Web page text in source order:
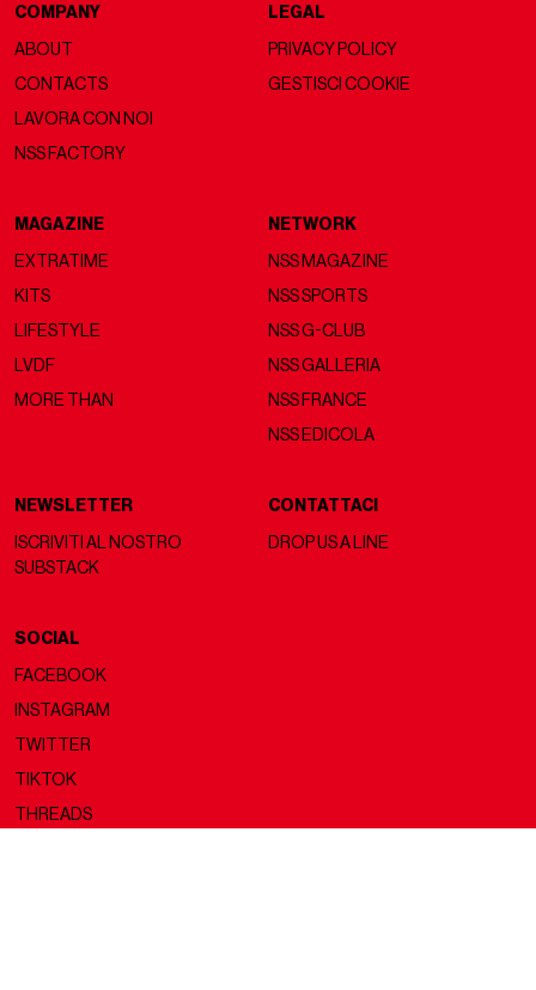
COMPANY
ABOUT
CONTACTS
LAVORA CON NOI
NSS FACTORY
LEGAL
PRIVACY POLICY
GESTISCI COOKIE
MAGAZINE
EXTRATIME
KITS
LIFESTYLE
LVDF
MORE THAN
NETWORK
NSS MAGAZINE
NSS SPORTS
NSS G-CLUB
NSS GALLERIA
NSS FRANCE
NSS EDICOLA
NEWSLETTER
ISCRIVITI AL NOSTRO
SUBSTACK
CONTATTACI
DROP US A LINE
SOCIAL
FACEBOOK
INSTAGRAM
TWITTER
TIKTOK
THREADS